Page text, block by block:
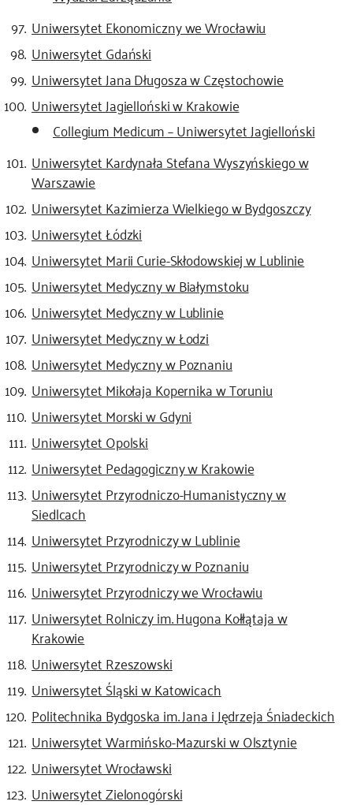
Uniwersytet Ekonomiczny we Wrocławiu
Uniwersytet Gdański
Uniwersytet Jana Długosza w Częstochowie
Uniwersytet Jagielloński w Krakowie
Collegium Medicum – Uniwersytet Jagielloński
Uniwersytet Kardynała Stefana Wyszyńskiego w
Warszawie
Uniwersytet Kazimierza Wielkiego w Bydgoszczy
Uniwersytet Łódzki
Uniwersytet Marii Curie-Skłodowskiej w Lublinie
Uniwersytet Medyczny w Białymstoku
Uniwersytet Medyczny w Lublinie
Uniwersytet Medyczny w Łodzi
Uniwersytet Medyczny w Poznaniu
Uniwersytet Mikołaja Kopernika w Toruniu
Uniwersytet Morski w Gdyni
Uniwersytet Opolski
Uniwersytet Pedagogiczny w Krakowie
Uniwersytet Przyrodniczo-Humanistyczny w
Siedlcach
Uniwersytet Przyrodniczy w Lublinie
Uniwersytet Przyrodniczy w Poznaniu
Uniwersytet Przyrodniczy we Wrocławiu
Uniwersytet Rolniczy im. Hugona Kołłątaja w
Krakowie
Uniwersytet Rzeszowski
Uniwersytet Śląski w Katowicach
Politechnika Bydgoska im. Jana i Jędrzeja Śniadeckich
Uniwersytet Warmińsko-Mazurski w Olsztynie
Uniwersytet Wrocławski
Uniwersytet Zielonogórski